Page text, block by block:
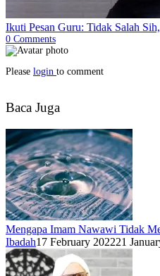
Ikuti Pesan Guru: Tidak Salah
0 Comments
Please login to comment
Baca Juga
Mengapa Imam Nawawi Tidak
Ibadah17 February 202221